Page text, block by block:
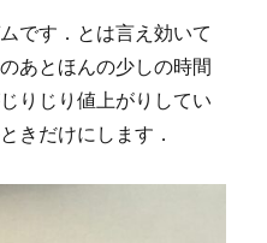
です．とは言え効いて
あとほんの少しの時間
りじり値上がりしてい
きだけにします．